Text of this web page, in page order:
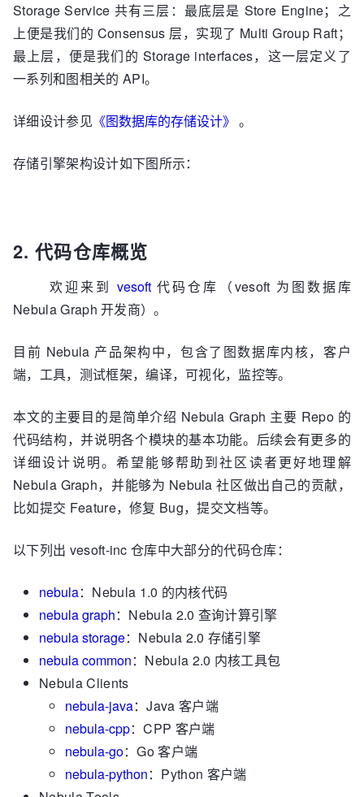
Storage Service 共有三层：最底层是 Store Engine；之
上便是我们的 Consensus 层，实现了 Multi Group Raft；
最上层，便是我们的 Storage interfaces，这一层定义了
一系列和图相关的 API。
详细设计参见 《图数据库的存储设计》 。
存储引擎架构设计如下图所示：
2. 代码仓库概览
欢迎来到vesoft 代码仓库（vesoft 为图数据库
Nebula Graph 开发商）。
目前 Nebula 产品架构中，包含了图数据库内核，客户
端，工具，测试框架，编译，可视化，监控等。
本文的主要目的是简单介绍 Nebula Graph 主要 Repo 的
代码结构，并说明各个模块的基本功能。后续会有更多的
详细设计说明。希望能够帮助到社区读者更好地理解
Nebula Graph，并能够为 Nebula 社区做出自己的贡献，
比如提交 Feature，修复 Bug，提交文档等。
以下列出 vesoft-inc 仓库中大部分的代码仓库：
nebula：Nebula 1.0 的内核代码
nebula graph：Nebula 2.0 查询计算引擎
nebula storage：Nebula 2.0 存储引擎
nebula common：Nebula 2.0 内核工具包
Nebula Clients
nebula-java：Java 客户端
nebula-cpp：CPP 客户端
nebula-go：Go 客户端
nebula-python：Python 客户端